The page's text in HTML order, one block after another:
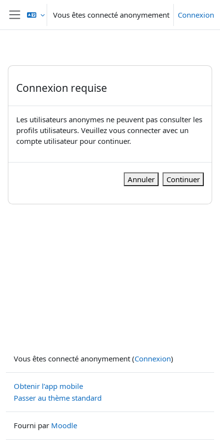
Passer au contenu principal
Panneau latéral
Vous êtes connecté anonymement Connexion
Connexion requise
Les utilisateurs anonymes ne peuvent pas consulter les
profils utilisateurs. Veuillez vous connecter avec un
compte utilisateur pour continuer.
Annuler Continuer
Vous êtes connecté anonymement (Connexion)
Obtenir l’app mobile
Passer au thème standard
Fourni par Moodle